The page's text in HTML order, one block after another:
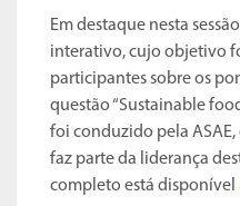
Em destaque nesta
interativo, cujo objetivo
participantes sobre os
questão “Sustainable
foi conduzido pela
faz parte da liderança
completo está disponível